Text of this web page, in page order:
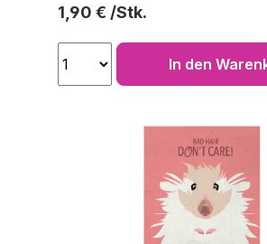
Regulärer Preis:
1,90 €
In den